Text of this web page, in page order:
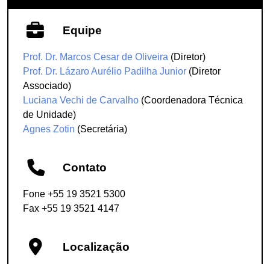
Equipe
Prof. Dr. Marcos Cesar de Oliveira (Diretor)
Prof. Dr. Lázaro Aurélio Padilha Junior (Diretor
Associado)
Luciana Vechi de Carvalho (Coordenadora Técnica
de Unidade)
Agnes Zotin (Secretária)
Contato
Fone +55 19 3521 5300
Fax +55 19 3521 4147
Localização